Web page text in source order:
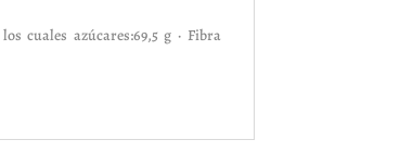
cuales azúcares:69,5 g · Fibra